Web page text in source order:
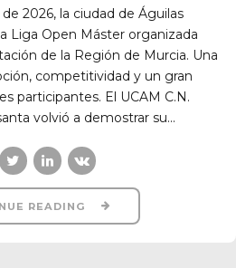
Águilas
2026, la ciudad de Águilas
Liga Open Máster organizada
de la Región de Murcia. Una
competitividad y un gran
participantes. El UCAM C.N.
volvió a demostrar su...